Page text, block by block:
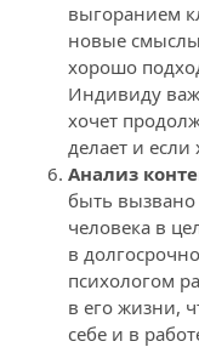
выгоранием
новые смыслы
хорошо
Индивиду
хочет
делает и если
Анализ
быть вызвано
человека в
в
психологом
в его жизни,
себе и в